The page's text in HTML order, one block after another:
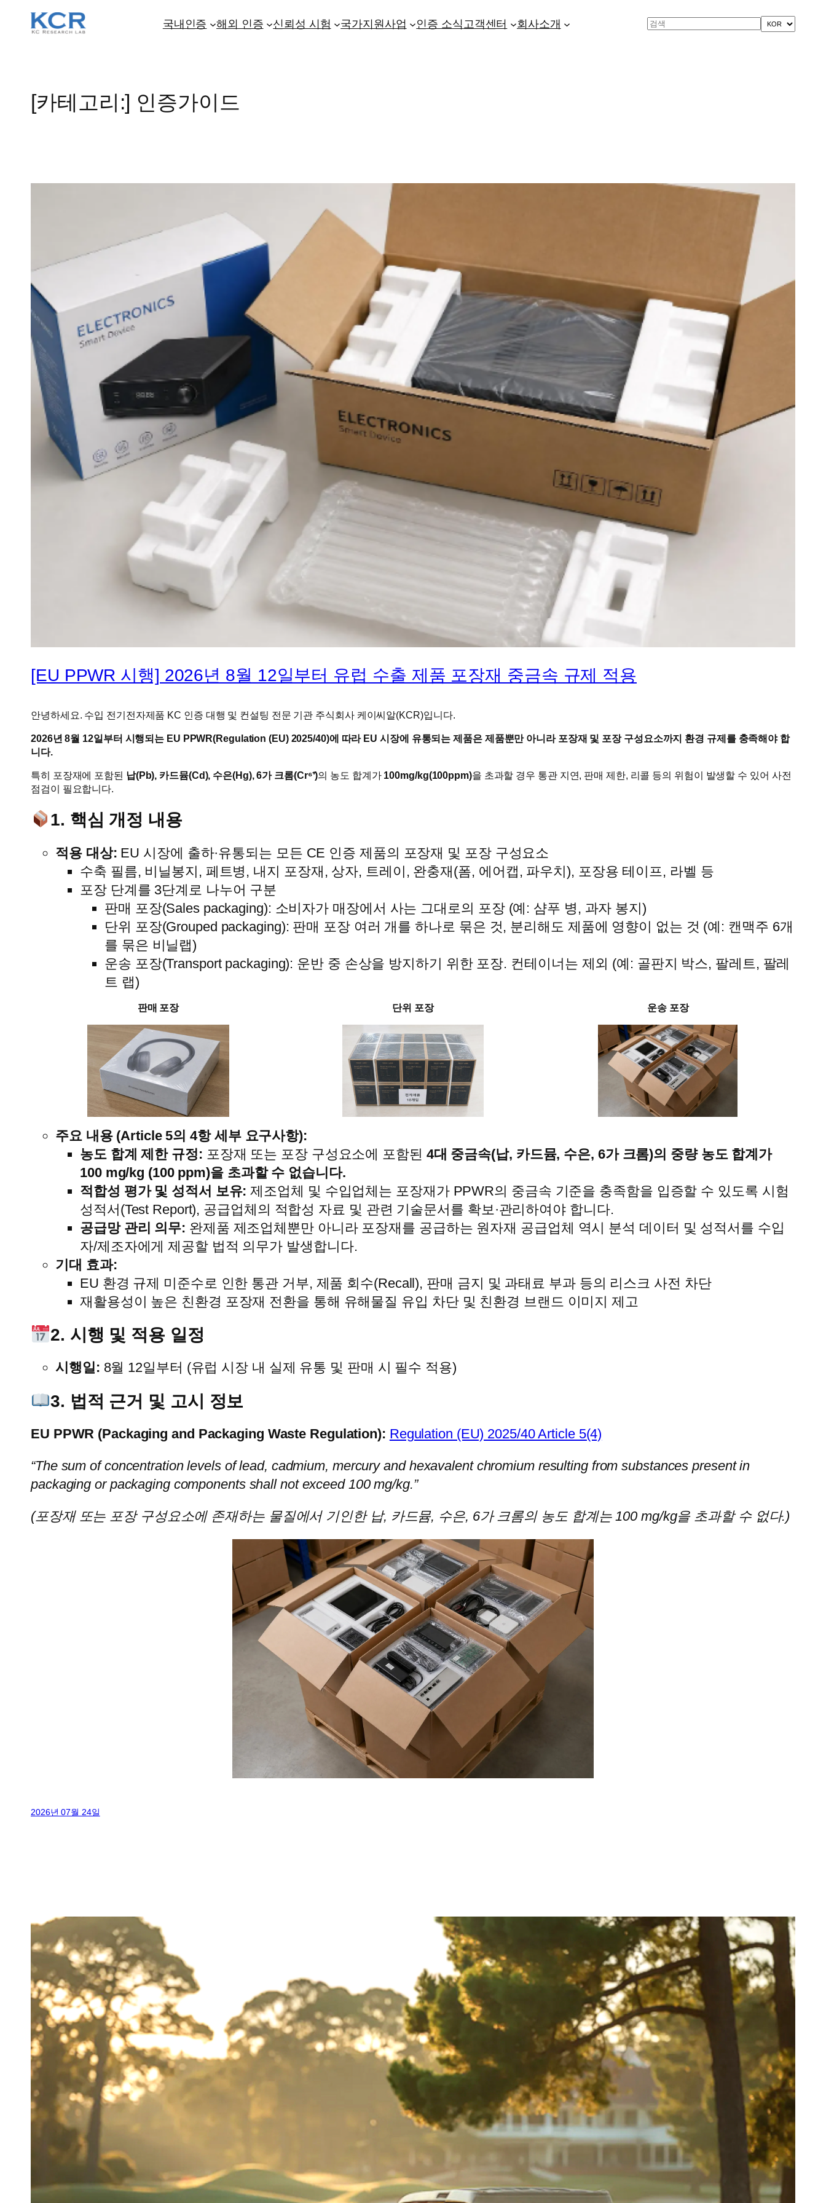
국내인증 해외 인증 신뢰성 시험 국가지원사업 인증 소식고객센터 회사소개 Search
[카테고리:] 인증가이드
[EU PPWR 시행] 2026년 8월 12일부터 유럽 수출 제품 포장재 중금속 규제 적용
안녕하세요. 수입 전기전자제품 KC 인증 대행 및 컨설팅 전문 기관 주식회사 케이씨알(KCR)입니다.
2026년 8월 12일부터 시행되는 EU PPWR(Regulation (EU) 2025/40)에 따라 EU 시장에 유통되는 제품은 제품뿐만 아니라 포장재 및 포장 구성요소까지 환경 규제를 충족해야 합
니다.
특히 포장재에 포함된 납(Pb), 카드뮴(Cd), 수은(Hg), 6가 크롬(Cr⁶⁺)의 농도 합계가 100mg/kg(100ppm)을 초과할 경우 통관 지연, 판매 제한, 리콜 등의 위험이 발생할 수 있어 사전
점검이 필요합니다.
1. 핵심 개정 내용
적용 대상: EU 시장에 출하·유통되는 모든 CE 인증 제품의 포장재 및 포장 구성요소
수축 필름, 비닐봉지, 페트병, 내지 포장재, 상자, 트레이, 완충재(폼, 에어캡, 파우치), 포장용 테이프, 라벨 등
포장 단계를 3단계로 나누어 구분
판매 포장(Sales packaging): 소비자가 매장에서 사는 그대로의 포장 (예: 샴푸 병, 과자 봉지)
단위 포장(Grouped packaging): 판매 포장 여러 개를 하나로 묶은 것, 분리해도 제품에 영향이 없는 것 (예: 캔맥주 6개
를 묶은 비닐랩)
운송 포장(Transport packaging): 운반 중 손상을 방지하기 위한 포장. 컨테이너는 제외 (예: 골판지 박스, 팔레트, 팔레
트 랩)
판매 포장 단위 포장 운송 포장
주요 내용 (Article 5의 4항 세부 요구사항):
농도 합계 제한 규정: 포장재 또는 포장 구성요소에 포함된 4대 중금속(납, 카드뮴, 수은, 6가 크롬)의 중량 농도 합계가
100 mg/kg (100 ppm)을 초과할 수 없습니다.
적합성 평가 및 성적서 보유: 제조업체 및 수입업체는 포장재가 PPWR의 중금속 기준을 충족함을 입증할 수 있도록 시험
성적서(Test Report), 공급업체의 적합성 자료 및 관련 기술문서를 확보·관리하여야 합니다.
공급망 관리 의무: 완제품 제조업체뿐만 아니라 포장재를 공급하는 원자재 공급업체 역시 분석 데이터 및 성적서를 수입
자/제조자에게 제공할 법적 의무가 발생합니다.
기대 효과:
EU 환경 규제 미준수로 인한 통관 거부, 제품 회수(Recall), 판매 금지 및 과태료 부과 등의 리스크 사전 차단
재활용성이 높은 친환경 포장재 전환을 통해 유해물질 유입 차단 및 친환경 브랜드 이미지 제고
2. 시행 및 적용 일정
시행일: 8월 12일부터 (유럽 시장 내 실제 유통 및 판매 시 필수 적용)
3. 법적 근거 및 고시 정보
EU PPWR (Packaging and Packaging Waste Regulation): Regulation (EU) 2025/40 Article 5(4)
“The sum of concentration levels of lead, cadmium, mercury and hexavalent chromium resulting from substances present in
packaging or packaging components shall not exceed 100 mg/kg.”
(포장재 또는 포장 구성요소에 존재하는 물질에서 기인한 납, 카드뮴, 수은, 6가 크롬의 농도 합계는 100 mg/kg을 초과할 수 없다.)
2026년 07월 24일